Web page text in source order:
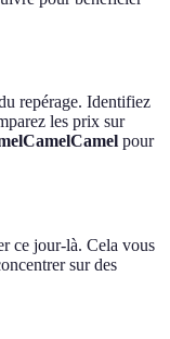
repérage. Identifiez
les prix sur
pour
ce jour-là. Cela vous
sur des